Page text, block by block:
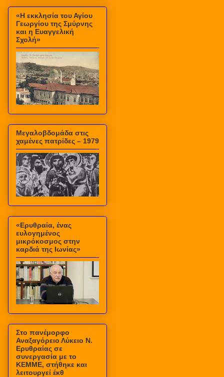
«Η εκκλησία του Αγίου
Γεωργίου της Σμύρνης
και η Ευαγγελική
Σχολή»
Μεγαλοβδομάδα στις
χαμένες πατρίδες – 1979
«Ερυθραία, ένας
ευλογημένος
μικρόκοσμος στην
καρδιά της Ιωνίας»
Στο πανέμορφο
Αναξαγόρειο Λύκειο Ν.
Ερυθραίας σε
συνεργασία με το
ΚΕΜΜΕ, στήθηκε και
λειτουργεί έκθ